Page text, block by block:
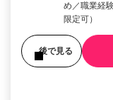
め／職業経
限定可）
後で見る